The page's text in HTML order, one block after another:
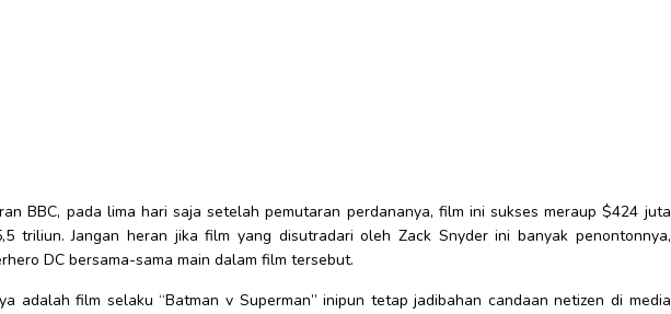
BBC, pada lima hari saja setelah pemutaran perdananya, film ini sukses meraup $424 juta
triliun. Jangan heran jika film yang disutradari oleh Zack Snyder ini banyak penontonnya,
DC bersama-sama main dalam film tersebut.
adalah film selaku “Batman v Superman” inipun tetap jadibahan candaan netizen di media